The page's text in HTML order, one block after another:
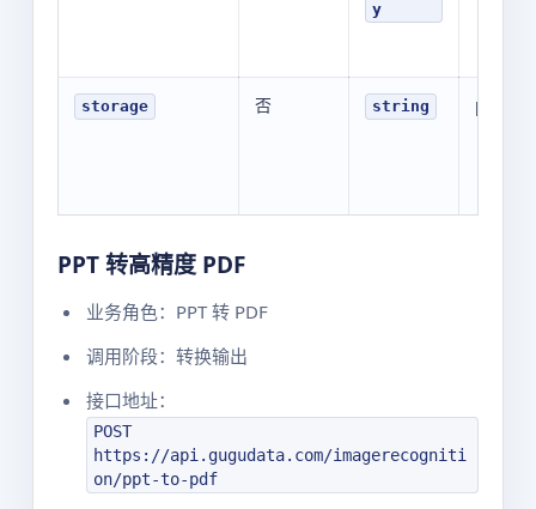
y
storage 否 string public
PPT 转高精度 PDF
业务角色：PPT 转 PDF
调用阶段：转换输出
接口地址：
POST
https://api.gugudata.com/imagerecogniti
on/ppt-to-pdf